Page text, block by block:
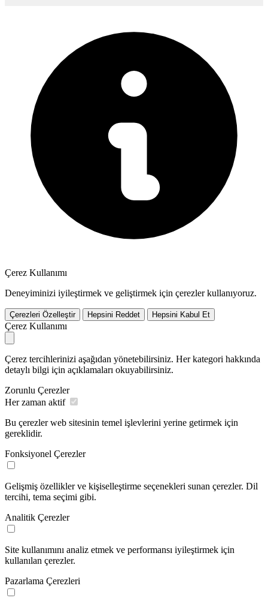
Çerez Kullanımı
Deneyiminizi iyileştirmek ve geliştirmek için çerezler kullanıyoruz.
Çerezleri Özelleştir Hepsini Reddet Hepsini Kabul Et
Çerez Kullanımı
Çerez tercihlerinizi aşağıdan yönetebilirsiniz. Her kategori hakkında
detaylı bilgi için açıklamaları okuyabilirsiniz.
Zorunlu Çerezler
Her zaman aktif
Bu çerezler web sitesinin temel işlevlerini yerine getirmek için
gereklidir.
Fonksiyonel Çerezler
Gelişmiş özellikler ve kişiselleştirme seçenekleri sunan çerezler. Dil
tercihi, tema seçimi gibi.
Analitik Çerezler
Site kullanımını analiz etmek ve performansı iyileştirmek için
kullanılan çerezler.
Pazarlama Çerezleri